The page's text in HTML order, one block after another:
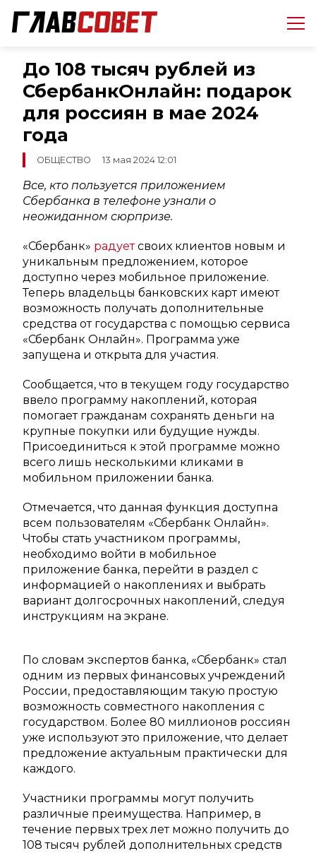
До 108 тысяч рублей из
СбербанкОнлайн: подарок
для россиян в мае 2024
года
ОБЩЕСТВО 13 мая 2024 12:01
Все, кто пользуется приложением
Сбербанка в телефоне узнали о
неожиданном сюрпризе.
«Сбербанк» радуетсвоих клиентов новым и
уникальным предложением, которое
доступно через мобильное приложение.
Теперь владельцы банковских карт имеют
возможность получать дополнительные
средства от государства с помощью сервиса
«Сбербанк Онлайн». Программа уже
запущена и открыта для участия.
Сообщается, что в текущем году государство
ввело программу накоплений, которая
помогает гражданам сохранять деньги на
крупные покупки или будущие нужды.
Присоединиться к этой программе можно
всего лишь несколькими кликами в
мобильном приложении банка.
Отмечается, что данная функция доступна
всем пользователям «Сбербанк Онлайн».
Чтобы стать участником программы,
необходимо войти в мобильное
приложение банка, перейти в раздел с
информацией о накоплениях и выбрать
вариант долгосрочных накоплений, следуя
инструкциям на экране.
По словам экспертов банка, «Сбербанк» стал
одним из первых финансовых учреждений
России, предоставляющим такую простую
возможность совместного накопления с
государством. Более 80 миллионов россиян
уже используют это приложение, что делает
предложение актуальным практически для
каждого.
Участники программы могут получить
различные преимущества. Например, в
течение первых трех лет можно получить до
108 тысяч рублей дополнительных средств